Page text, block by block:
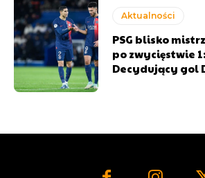
Aktualności
PSG blisko
po zwycięstwie
Decydujący gol